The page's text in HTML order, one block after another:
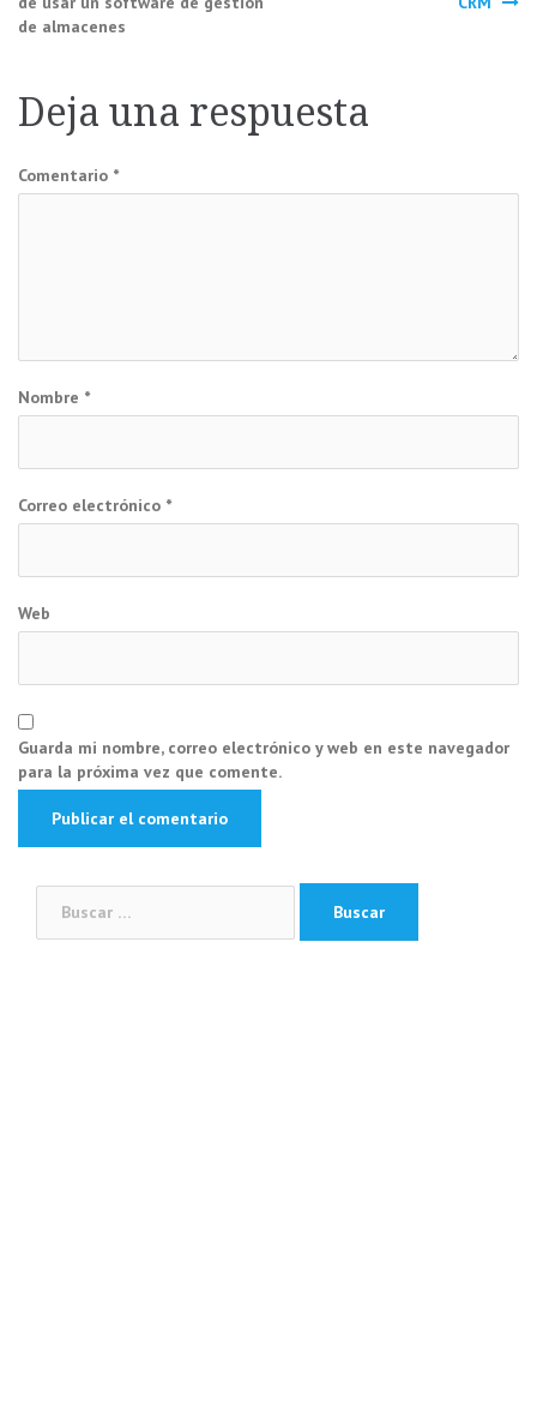
de
entradas
de almacenes
Deja una respuesta
Comentario *
Nombre *
Correo electrónico *
Web
Guarda mi nombre, correo electrónico y web en este navegador
para la próxima vez que comente.